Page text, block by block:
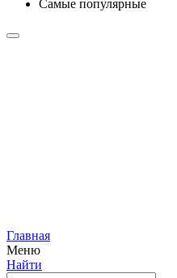
Самые популярные
Главная
Меню
Найти